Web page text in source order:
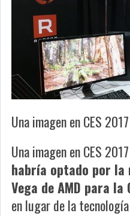
Una imagen en CES
Una imagen en CES
habría optado por
Vega de AMD para
en lugar de la